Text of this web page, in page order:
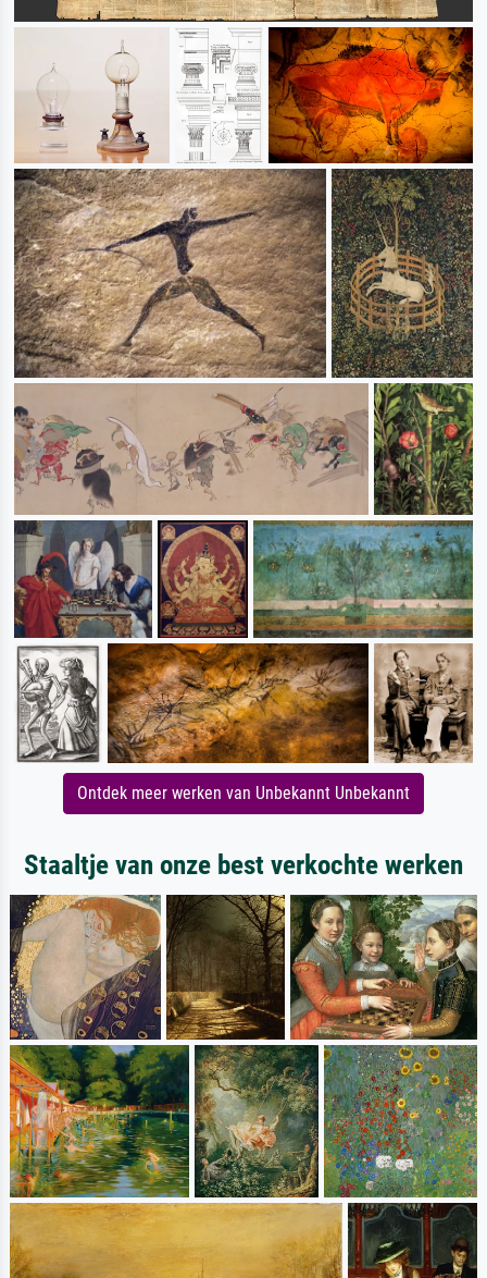
Ontdek meer werken van Unbekannt Unbekannt
Staaltje van onze best verkochte werken